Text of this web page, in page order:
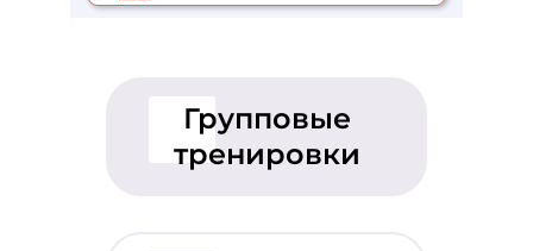
Групповые
тренировки